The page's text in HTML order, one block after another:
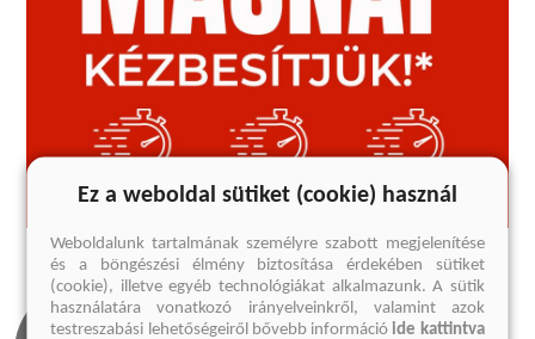
Ez a weboldal sütiket (cookie) használ
Weboldalunk tartalmának személyre szabott megjelenítése
és a böngészési élmény biztosítása érdekében sütiket
(cookie), illetve egyéb technológiákat alkalmazunk. A sütik
használatára vonatkozó irányelveinkről, valamint azok
testreszabási lehetőségeiről bővebb információide kattintva